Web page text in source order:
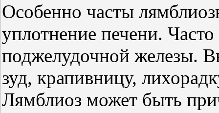
Особенно часты
уплотнение печени.
поджелудочной железы.
зуд, крапивницу,
Лямблиоз может быть